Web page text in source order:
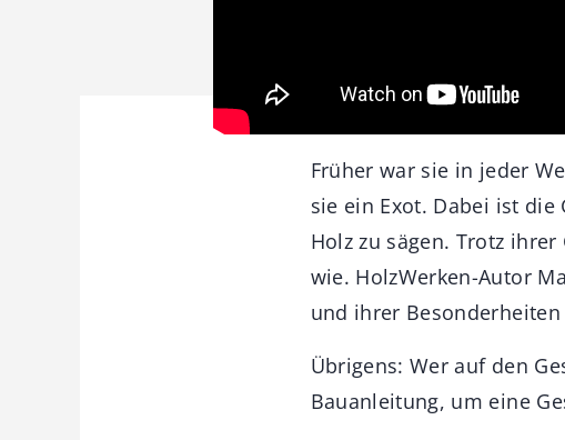
Früher war sie in jeder
sie ein Exot. Dabei ist
Holz zu sägen. Trotz
wie. HolzWerken-Autor
und ihrer Besonderheiten
Übrigens: Wer auf den
Bauanleitung, um eine